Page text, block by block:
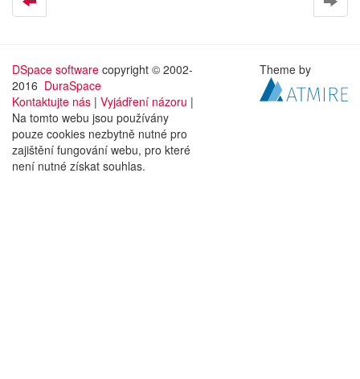
DSpace software copyright © 2002-
2016 DuraSpace
Kontaktujte nás | Vyjádření názoru |
Na tomto webu jsou používány
pouze cookies nezbytně nutné pro
zajištění fungování webu, pro které
není nutné získat souhlas.
Theme by